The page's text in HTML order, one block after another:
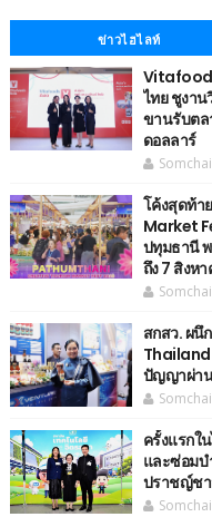
ข่าวไฮไลท์
ไทย ชูงาน
ขานรับตล
ดอลลาร์
โค้งสุดท้า
Market
ปทุมธานี พ
ถึง 7 สิงห
สกสว. ผนึ
Thailand
ปัญญาผ่าน
ครั้งแรกใ
และซ่อมบ
ปราชญ์ชา